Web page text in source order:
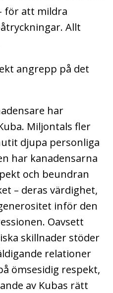
för att mildra
Allt
angrepp på det
har
Miljontals fler
djupa personliga
har kanadensarna
och beundran
– deras värdighet,
inför den
Oavsett
skillnader stöder
relationer
ömsesidig respekt,
av Kubas rätt